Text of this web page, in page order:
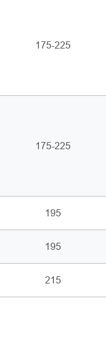
175-225
175-225
195
195
215